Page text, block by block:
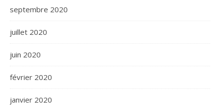
septembre 2020
juillet 2020
juin 2020
février 2020
janvier 2020